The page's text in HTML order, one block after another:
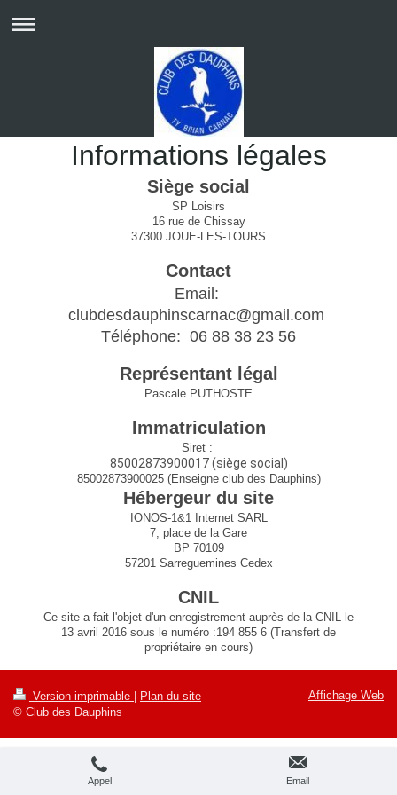
Informations légales
Siège social
SP Loisirs
16 rue de Chissay
37300 JOUE-LES-TOURS
Contact
Email:
clubdesdauphinscarnac@gmail.com
Téléphone: 06 88 38 23 56
Représentant légal
Pascale PUTHOSTE
Immatriculation
Siret :
85002873900017 (siège social)
85002873900025 (Enseigne club des Dauphins)
Hébergeur du site
IONOS-1&1 Internet SARL
7, place de la Gare
BP 70109
57201 Sarreguemines Cedex
CNIL
Ce site a fait l'objet d'un enregistrement auprès de la CNIL le
13 avril 2016 sous le numéro :194 855 6 (Transfert de
propriétaire en cours)
Version imprimable
Plan du site
© Club des Dauphins
Affichage Web
Appel Email